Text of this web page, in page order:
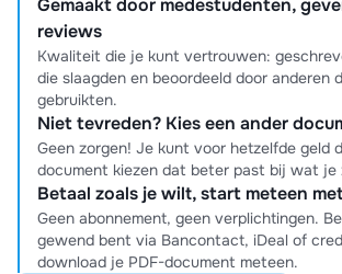
Gemaakt door medestudenten,
reviews
Kwaliteit die je kunt vertrouwen:
die slaagden en beoordeeld door anderen
gebruikten.
Niet tevreden? Kies een ander
Geen zorgen! Je kunt voor hetzelfde geld
document kiezen dat beter past bij wat je
Betaal zoals je wilt, start meteen
Geen abonnement, geen verplichtingen.
gewend bent via Bancontact, iDeal of
download je PDF-document meteen.